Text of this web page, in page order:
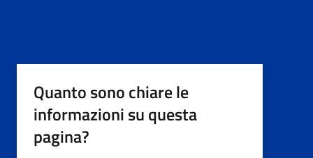
Quanto sono chiare le
informazioni su questa
pagina?